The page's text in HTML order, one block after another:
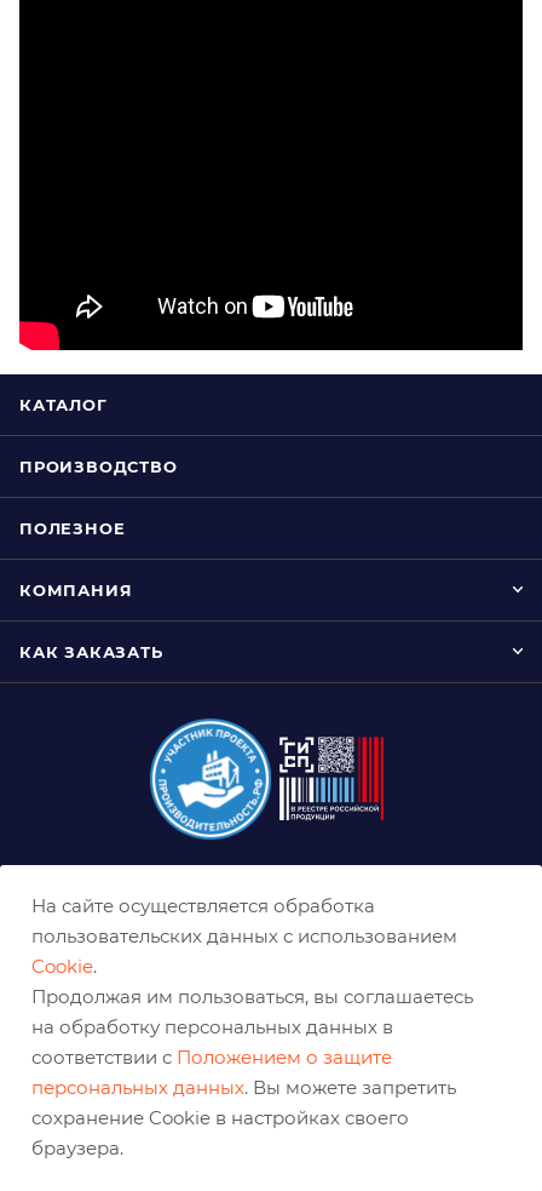
КАТАЛОГ
ПРОИЗВОДСТВО
ПОЛЕЗНОЕ
КОМПАНИЯ
КАК ЗАКАЗАТЬ
kazan@belabraziv.ru
На сайте осуществляется обработка
пользовательских данных с использованием
Cookie.
Продолжая им пользоваться, вы соглашаетесь
на обработку персональных данных в
соответствии с Положением о защите
персональных данных. Вы можете запретить
сохранение Cookie в настройках своего
браузера.